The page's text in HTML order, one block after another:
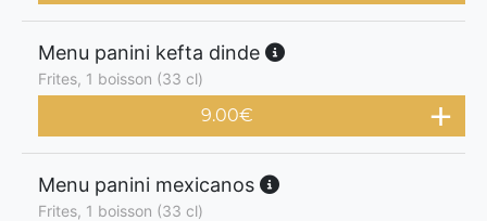
Menu panini kefta dinde
Frites, 1 boisson (33 cl)
9.00€
Menu panini mexicanos
Frites, 1 boisson (33 cl)